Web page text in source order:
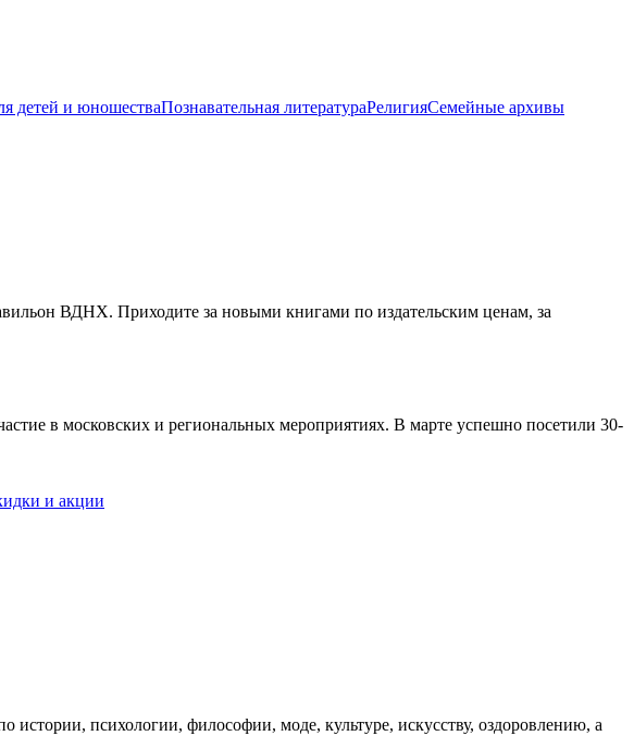
детей и юношестваПознавательная литератураРелигияСемейные архивы
ВДНХ. Приходите за новыми книгами по издательским ценам, за
в московских и региональных мероприятиях. В марте успешно посетили 30-
и акции
истории, психологии, философии, моде, культуре, искусству, оздоровлению, а